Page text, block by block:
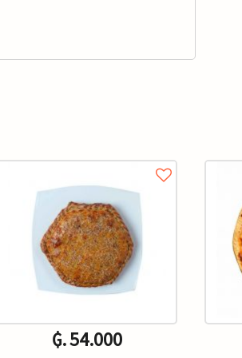
₲. 54.000